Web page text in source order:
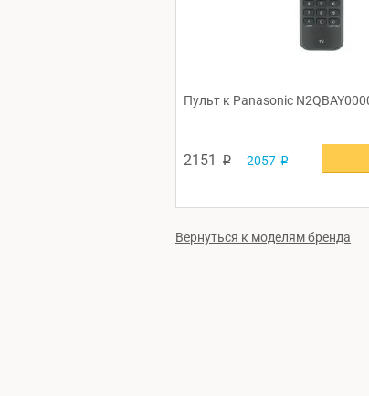
Пульт к Panasonic
2151 p 2057 p
Вернуться к моделям бренда